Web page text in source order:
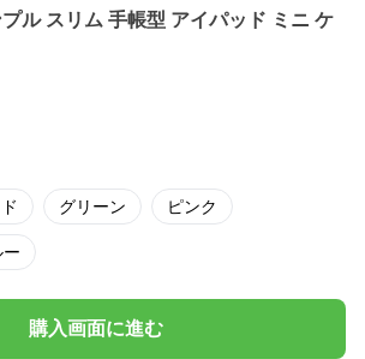
ル スリム 手帳型 アイパッド ミニ ケ
グリーン ピンク
ー
購入画面に進む